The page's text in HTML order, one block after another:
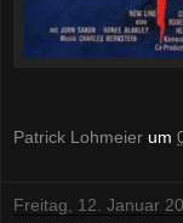
Patrick Lohmeier um
Freitag, 12. Januar